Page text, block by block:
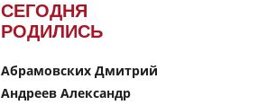
СЕГОДНЯ
РОДИЛИСЬ
Абрамовских Дмитрий
Андреев Александр